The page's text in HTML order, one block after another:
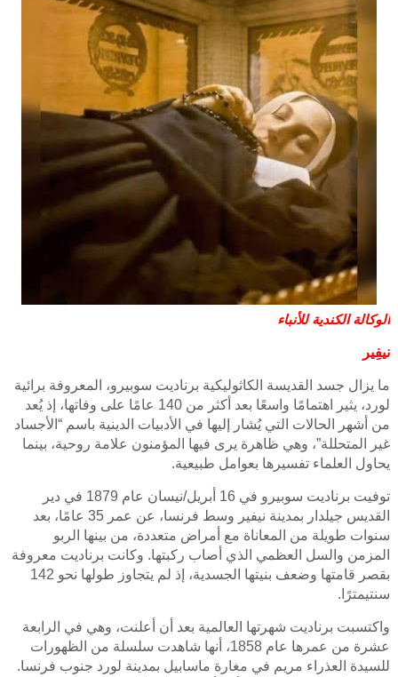
الوكالة الكندية للأنباء
نيفِير
ما يزال جسد القديسة الكاثوليكية برناديت سوبيرو، المعروفة برائية
لورد، يثير اهتمامًا واسعًا بعد أكثر من 140 عامًا على وفاتها، إذ يُعد
من أشهر الحالات التي يُشار إليها في الأدبيات الدينية باسم “الأجساد
غير المتحللة”، وهي ظاهرة يرى فيها المؤمنون علامة روحية، بينما
يحاول العلماء تفسيرها بعوامل طبيعية.
توفيت برناديت سوبيرو في 16 أبريل/نيسان عام 1879 في دير
القديس جيلدار بمدينة نيفير وسط فرنسا، عن عمر 35 عامًا، بعد
سنوات طويلة من المعاناة مع أمراض متعددة، من بينها الربو
المزمن والسل العظمي الذي أصاب ركبتها. وكانت برناديت معروفة
بقصر قامتها وضعف بنيتها الجسدية، إذ لم يتجاوز طولها نحو 142
سنتيمترًا.
واكتسبت برناديت شهرتها العالمية بعد أن أعلنت، وهي في الرابعة
عشرة من عمرها عام 1858، أنها شاهدت سلسلة من الظهورات
للسيدة العذراء مريم في مغارة ماسابيل بمدينة لورد جنوب فرنسا.